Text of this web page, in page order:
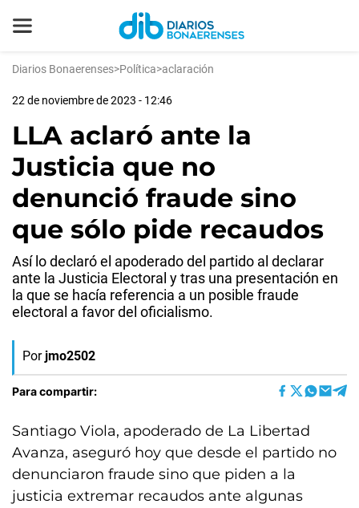
Diarios Bonaerenses>Política>aclaración
22 de noviembre de 2023 - 12:46
LLA aclaró ante la
Justicia que no
denunció fraude sino
que sólo pide recaudos
Así lo declaró el apoderado del partido al declarar
ante la Justicia Electoral y tras una presentación en
la que se hacía referencia a un posible fraude
electoral a favor del oficialismo.
Por jmo2502
Para compartir:
Santiago Viola, apoderado de La Libertad
Avanza, aseguró hoy que desde el partido no
denunciaron fraude sino que piden a la
justicia extremar recaudos ante algunas